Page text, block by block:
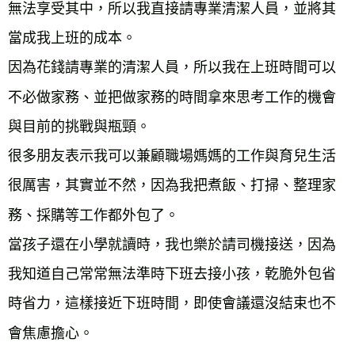
無法享受其中，所以我直接請專業清潔人員，並將其
當成我上班的成本。
因為花錢請專業的清潔人員，所以我在上班時間可以
不必做家務、並把做家務的時間拿來思考工作的機會
與目前的挑戰與瓶頸。
很多朋友表示我可以兼顧職場媽媽的工作與育兒生活
很厲害，其實並不然，因為我把煮飯、打掃、整理家
務、採購等工作都外包了。
當孩子還在小學就讀時，我也樂於請司機接送，因為
我知道自己常常無法準時下班去接小孩，乾脆外包省
時省力，這樣接近下班時間，即使會議還沒結束也不
會焦慮擔心。